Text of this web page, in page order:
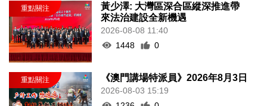
黃少澤: 大灣區深合區縱深推進帶
來法治建設全新機遇
2026-08-08 11:40
1448
0
《澳門講場特派員》2026年8月3日
2026-08-03 15:19